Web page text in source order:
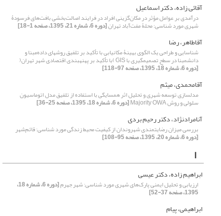
آقائی زاده، دکتر اسماعیل
درآمدی بر عوامل مؤثر در مکان‌گزینی افراد در فرایند اصالت‌بخشی بافت‌های فرسودۀ
شهری مورد شناسی: محلۀ مفت‌آباد‌ تهران[دوره 6، شماره 21، 1395، صفحه 1-18]
آقاطاهر، رضا
شناسایی و طراحی یک الگوی بهینۀ مکانیابی با تأکید بر تلفیق روش‎های داده‌‌مبنا و
دانش‎مبنا در سطح تصمیم‎گیری با GIS )با تأکید بر پهنه‎بندی اقتصادی شهر تهران(
[دوره 6، شماره 18، 1395، صفحه 97-118]
آقامحمدی، میثم
مدلسازی توسعه شهری و تحلیل اثر همسایگی با استفاده از تلفیق مدل اتوماسیون
سلولی و روش Majority OWA [دوره 6، شماره 18، 1395، صفحه 25-36]
آنامرادنژاد، دکتر رحیم بردی
بررسی میزان رضایتمندی شهروندان از کیفیت محیط زندگی مورد شناسی: قائم‌شهر
[دوره 6، شماره 20، 1395، صفحه 95-108]
ا
ابراهیم زاده، دکتر عیسی
ارزیابی و تحلیل ایمنی پارک‌های شهری مورد شناسی: شهر جهرم [دوره 6، شماره 18،
1395، صفحه 37-52]
ابراهیمی، پیام